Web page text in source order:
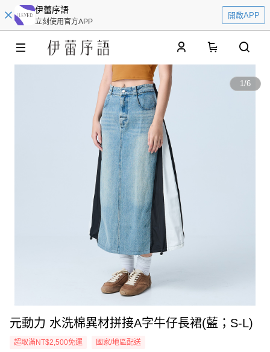
伊蕾序語
立刻使用官方APP
開啟APP
1/6
元動力 水洗棉異材拼接A字牛仔長裙(藍；S-L)
超取滿NT$2,500免運 國家/地區配送